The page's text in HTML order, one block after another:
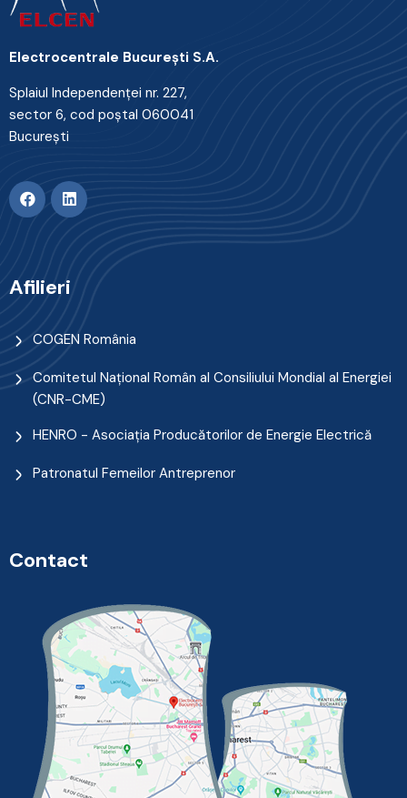
Electrocentrale Bucureşti S.A.
Splaiul Independenţei nr. 227,
sector 6, cod poştal 060041
Bucureşti
Afilieri
COGEN România
Comitetul Naţional Român al Consiliului Mondial al Energiei
(CNR-CME)
HENRO - Asociația Producătorilor de Energie Electrică
Patronatul Femeilor Antreprenor
Contact